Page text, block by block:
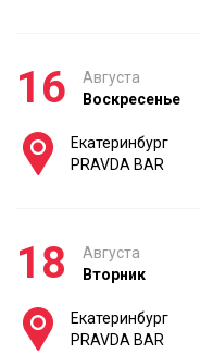
16
Августа
Воскресенье
Екатеринбург
PRAVDA BAR
18
Августа
Вторник
Екатеринбург
PRAVDA BAR